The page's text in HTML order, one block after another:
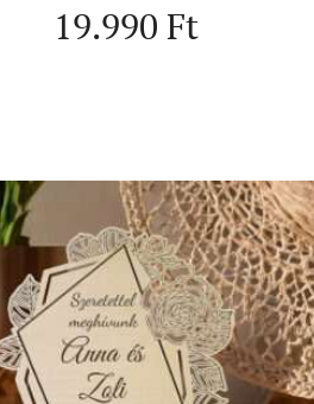
19.990Ft